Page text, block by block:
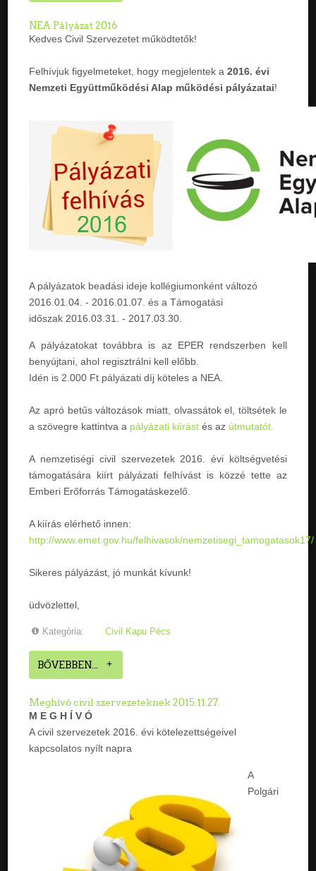
NEA Pályázat 2016
Kedves Civil Szervezetet működtetők!
Felhívjuk figyelmeteket, hogy megjelentek a2016. évi
Nemzeti Együttműködési Alap működési pályázatai!
A pályázatok beadási ideje kollégiumonként változó
2016.01.04. - 2016.01.07 . és a Támogatási
időszak 2016.03.31. - 2017.03.30
A pályázatokat továbbra is az EPER rendszerben kell
benyújtani, ahol regisztrálni kell előbb.
Idén is 2.000 Ft pályázati díj köteles a NEA.
Az apró betűs változások miatt, olvassátok el, töltsétek le
a szövegre kattintva a pályázati kiírást és az útmutatót.
A nemzetiségi civil szervezetek 2016. évi költségvetési
támogatására kiírt pályázati felhívást is közzé tette az
Emberi Erőforrás Támogatáskezelő.
A kiírás elérhető innen:
http://www.emet.gov.hu/felhivasok/nemzetisegi_tamogatasok17/
Sikeres pályázást, jó munkát kívunk!
üdvözlettel,
Kategória: Civil Kapu Pécs
BŐVEBBEN...
Meghívó civil szervezeteknek 2015.11.27.
M E G H Í V Ó
A civil szervezetek 2016. évi kötelezettségeivel
kapcsolatos nyílt napra
A
Polgári